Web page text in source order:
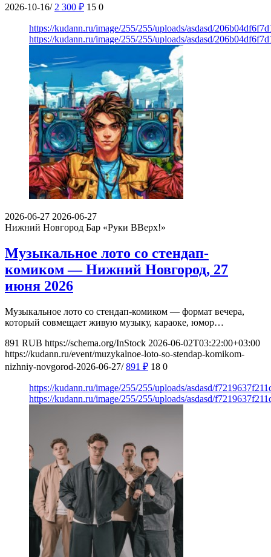
2026-10-16/ 2 300 ₽ 15 0
https://kudann.ru/image/255/255/uploads/asdasd/
https://kudann.ru/image/255/255/uploads/asdasd/
2026-06-27 2026-06-27
Нижний Новгород Бар «Руки ВВерх!»
Музыкальное лото со стендап-
комиком — Нижний Новгород, 27
июня 2026
Музыкальное лото со стендап-комиком — формат вечера,
который совмещает живую музыку, караоке, юмор…
891 RUB https://schema.org/InStock 2026-06-02T03:22:00+03:00
https://kudann.ru/event/muzykalnoe-loto-so-stendap-komikom-
nizhniy-novgorod-2026-06-27/ 891 ₽ 18 0
https://kudann.ru/image/255/255/uploads/asdasd/
https://kudann.ru/image/255/255/uploads/asdasd/